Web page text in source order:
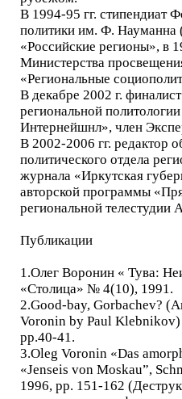
В 1994-95 гг. стипендиат
политики им. Ф. Науманна
«Российские регионы», в
Министерства
«Региональные
В декабре 2002 г.
региональной
Интернейшнл», член
В 2002-2006 гг. редактор
политического отдела
журнала «Иркутская
авторской программы
региональной телестудии
Публикации
1.Олег Воронин « Тува:
«Столица» № 4(10), 1991.
2.Good-bay, Gorbachev?
Voronin by Paul
pp.40-41.
3.Oleg Voronin «Das
«Jenseis von Moskau”,
1996, pp. 151-162